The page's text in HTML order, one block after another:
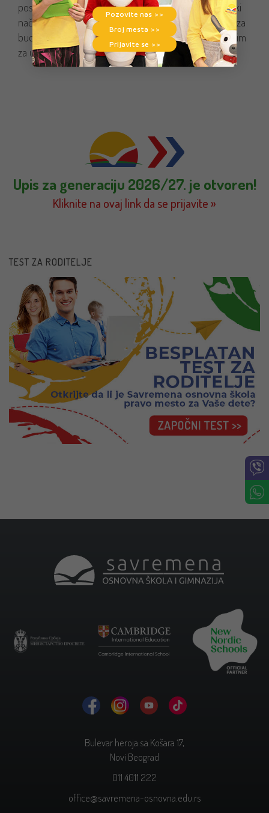
TEST ZA RODITELJE
posvećenost korišćenju tehnologije na pametan i etički
način dokaz je našeg liderstva u pripremanju učenika za
budućnost, opremljenih znanjem i veštinama potrebnim
za uspeh u digitalno doba.
Upis za generaciju 2026/27. je otvoren!
Kliknite na ovaj link da se prijavite »
Bulevar heroja sa Košara 17,
Novi Beograd
011 4011 222
office@savremena-osnovna.edu.rs
Pozovite nas >>
Broj mesta >>
Prijavite se >>